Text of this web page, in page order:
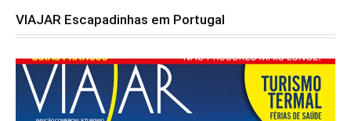
VIAJAR Escapadinhas em Portugal